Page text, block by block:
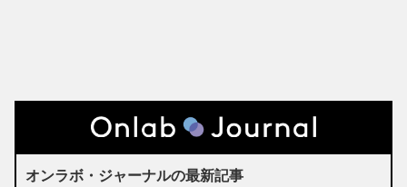
オンラボ・ジャーナルの最新記事